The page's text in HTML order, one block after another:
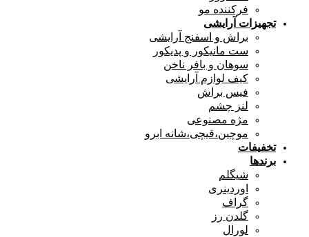
فرکننده مو
تجهیزات آرایشی
براش و اسفنج آرایشی
ست مانیکور و پدیکور
سوهان و بافر ناخن
کیف لوازم آرایشی
فیس براش
لنز چشم
مژه مصنوعی
موچین،قیچی،شانه ابرو
تخفیفات
برندها
شیگلم
اوردینری
گراف
گلدن رز
لورال